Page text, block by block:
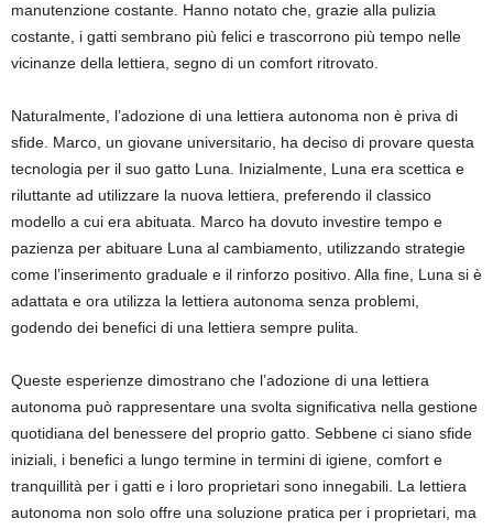
manutenzione costante. Hanno notato che, grazie alla pulizia
costante, i gatti sembrano più felici e trascorrono più tempo nelle
vicinanze della lettiera, segno di un comfort ritrovato.
Naturalmente, l’adozione di una lettiera autonoma non è priva di
sfide. Marco, un giovane universitario, ha deciso di provare questa
tecnologia per il suo gatto Luna. Inizialmente, Luna era scettica e
riluttante ad utilizzare la nuova lettiera, preferendo il classico
modello a cui era abituata. Marco ha dovuto investire tempo e
pazienza per abituare Luna al cambiamento, utilizzando strategie
come l’inserimento graduale e il rinforzo positivo. Alla fine, Luna si è
adattata e ora utilizza la lettiera autonoma senza problemi,
godendo dei benefici di una lettiera sempre pulita.
Queste esperienze dimostrano che l’adozione di una lettiera
autonoma può rappresentare una svolta significativa nella gestione
quotidiana del benessere del proprio gatto. Sebbene ci siano sfide
iniziali, i benefici a lungo termine in termini di igiene, comfort e
tranquillità per i gatti e i loro proprietari sono innegabili. La lettiera
autonoma non solo offre una soluzione pratica per i proprietari, ma